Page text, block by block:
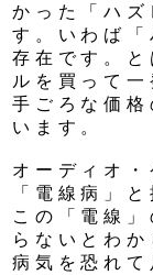
かった「ハ
す。いわば
存在です。
ルを買って
手ごろな価
います。
オーディオ
「電線病」
この「電線
らないとわ
病気を恐れ